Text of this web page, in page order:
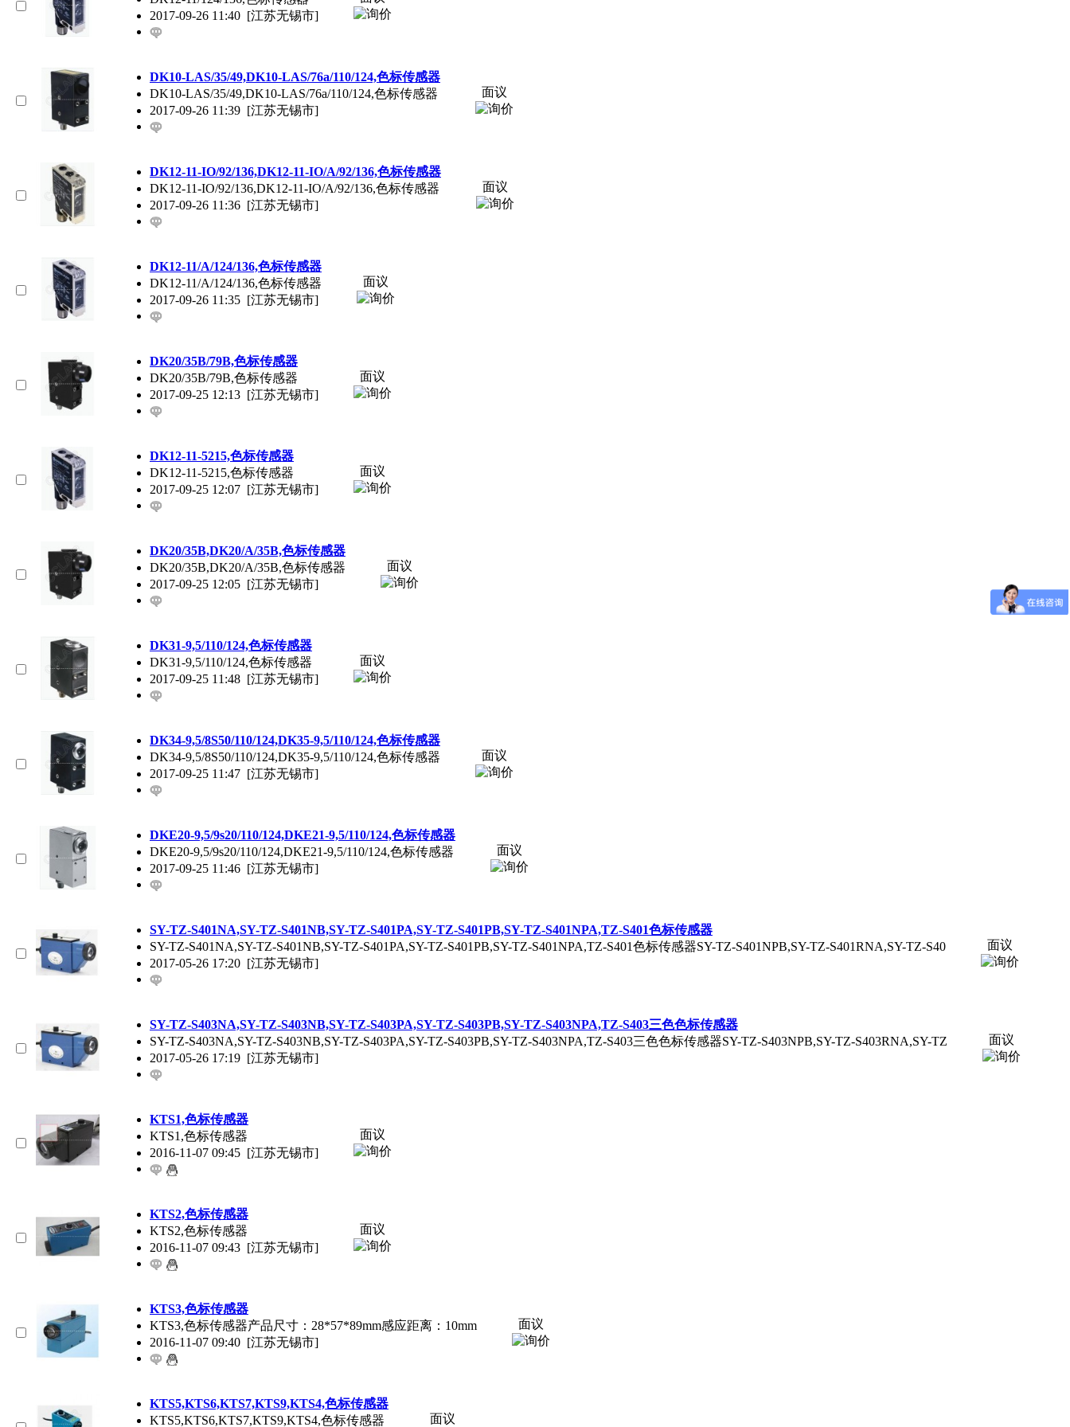
2017-09-26 11:40 [江苏无锡市]
DK10-LAS/35/49,DK10-LAS/76a/110/124,色标传感器
DK10-LAS/35/49,DK10-LAS/76a/110/124,色标传感器
2017-09-26 11:39 [江苏无锡市]
面议
DK12-11-IO/92/136,DK12-11-IO/A/92/136,色标传感器
DK12-11-IO/92/136,DK12-11-IO/A/92/136,色标传感器
2017-09-26 11:36 [江苏无锡市]
面议
DK12-11/A/124/136,色标传感器
DK12-11/A/124/136,色标传感器
2017-09-26 11:35 [江苏无锡市]
面议
DK20/35B/79B,色标传感器
DK20/35B/79B,色标传感器
2017-09-25 12:13 [江苏无锡市]
面议
DK12-11-5215,色标传感器
DK12-11-5215,色标传感器
2017-09-25 12:07 [江苏无锡市]
面议
DK20/35B,DK20/A/35B,色标传感器
DK20/35B,DK20/A/35B,色标传感器
2017-09-25 12:05 [江苏无锡市]
面议
DK31-9,5/110/124,色标传感器
DK31-9,5/110/124,色标传感器
2017-09-25 11:48 [江苏无锡市]
面议
DK34-9,5/8S50/110/124,DK35-9,5/110/124,色标传感器
DK34-9,5/8S50/110/124,DK35-9,5/110/124,色标传感器
2017-09-25 11:47 [江苏无锡市]
面议
DKE20-9,5/9s20/110/124,DKE21-9,5/110/124,色标传感器
DKE20-9,5/9s20/110/124,DKE21-9,5/110/124,色标传感器
2017-09-25 11:46 [江苏无锡市]
面议
SY-TZ-S401NA,SY-TZ-S401NB,SY-TZ-S401PA,SY-TZ-S401PB,SY-TZ-S401NPA,TZ-S401色标传感器
SY-TZ-S401NA,SY-TZ-S401NB,SY-TZ-S401PA,SY-TZ-S401PB,SY-TZ-S401NPA,TZ-S401色标传感器SY-TZ-S401NPB,SY-TZ-S401RNA,SY-TZ-S40
2017-05-26 17:20 [江苏无锡市]
面议
SY-TZ-S403NA,SY-TZ-S403NB,SY-TZ-S403PA,SY-TZ-S403PB,SY-TZ-S403NPA,TZ-S403三色色标传感器
SY-TZ-S403NA,SY-TZ-S403NB,SY-TZ-S403PA,SY-TZ-S403PB,SY-TZ-S403NPA,TZ-S403三色色标传感器SY-TZ-S403NPB,SY-TZ-S403RNA,SY-TZ
2017-05-26 17:19 [江苏无锡市]
面议
KTS1,色标传感器
KTS1,色标传感器
2016-11-07 09:45 [江苏无锡市]
面议
KTS2,色标传感器
KTS2,色标传感器
2016-11-07 09:43 [江苏无锡市]
面议
KTS3,色标传感器
KTS3,色标传感器产品尺寸：28*57*89mm感应距离：10mm
2016-11-07 09:40 [江苏无锡市]
面议
KTS5,KTS6,KTS7,KTS9,KTS4,色标传感器
KTS5,KTS6,KTS7,KTS9,KTS4,色标传感器
面议